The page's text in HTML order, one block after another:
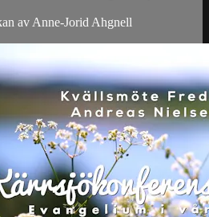
av Anne-Jorid Ahgnell